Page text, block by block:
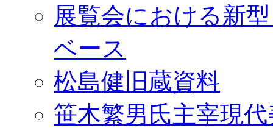
展覧会における新
ベース
松島健旧蔵資料
笹木繁男氏主宰現